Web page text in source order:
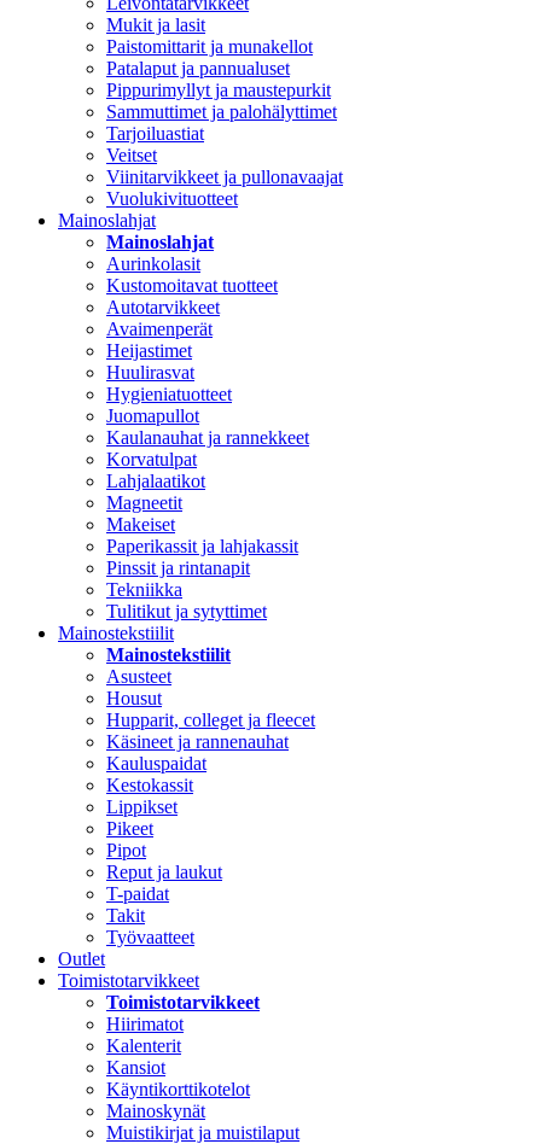
Mukit ja lasit
Paistomittarit ja munakellot
Patalaput ja pannualuset
Pippurimyllyt ja maustepurkit
Sammuttimet ja palohälyttimet
Tarjoiluastiat
Veitset
Viinitarvikkeet ja pullonavaajat
Vuolukivituotteet
Mainoslahjat
Mainoslahjat
Aurinkolasit
Kustomoitavat tuotteet
Autotarvikkeet
Avaimenperät
Heijastimet
Huulirasvat
Hygieniatuotteet
Juomapullot
Kaulanauhat ja rannekkeet
Korvatulpat
Lahjalaatikot
Magneetit
Makeiset
Paperikassit ja lahjakassit
Pinssit ja rintanapit
Tekniikka
Tulitikut ja sytyttimet
Mainostekstiilit
Mainostekstiilit
Asusteet
Housut
Hupparit, colleget ja fleecet
Käsineet ja rannenauhat
Kauluspaidat
Kestokassit
Lippikset
Pikeet
Pipot
Reput ja laukut
T-paidat
Takit
Työvaatteet
Outlet
Toimistotarvikkeet
Toimistotarvikkeet
Hiirimatot
Kalenterit
Kansiot
Käyntikorttikotelot
Mainoskynät
Muistikirjat ja muistilaput